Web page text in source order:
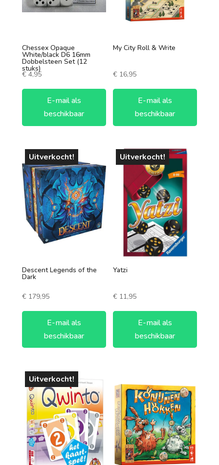
Chessex Opaque
White/black D6 16mm
Dobbelsteen Set (12
stuks)
€4,95
E-mail als
beschikbaar
My City Roll & Write
€ 16,95
E-mail als
beschikbaar
Uitverkocht!
Descent Legends of the
Dark
€179,95
E-mail als
beschikbaar
Uitverkocht!
Yatzi
€ 11,95
E-mail als
beschikbaar
Uitverkocht!